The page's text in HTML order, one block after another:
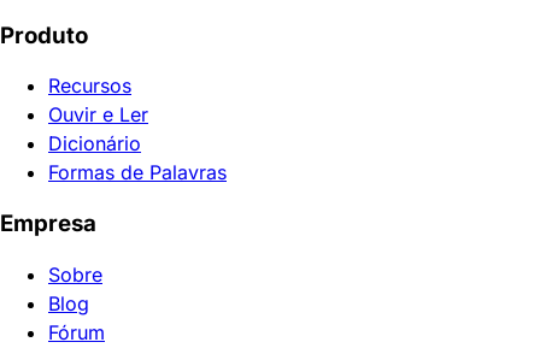
Produto
Recursos
Ouvir e Ler
Dicionário
Formas de Palavras
Empresa
Sobre
Blog
Fórum